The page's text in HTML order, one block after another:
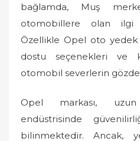
bağlamda, Muş
otomobillere olan ilgi
Özellikle Opel oto yedek
dostu seçenekleri ve
otomobil severlerin
Opel markası,
endüstrisinde
bilinmektedir. Ancak,